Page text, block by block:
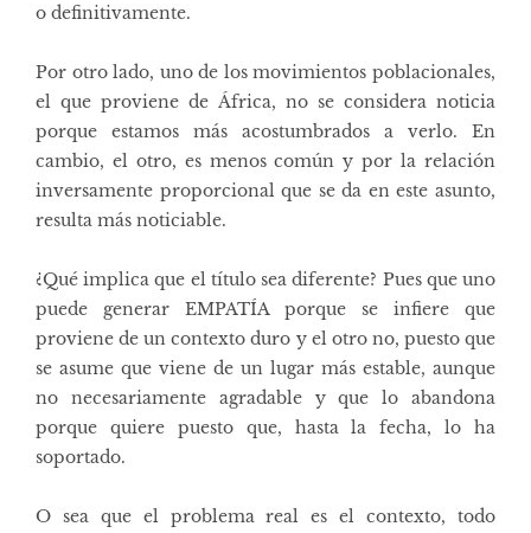
o definitivamente.
Por otro lado, uno de los movimientos poblacionales,
el que proviene de África, no se considera noticia
porque estamos más acostumbrados a verlo. En
cambio, el otro, es menos común y por la relación
inversamente proporcional que se da en este asunto,
resulta más noticiable.
¿Qué implica que el título sea diferente? Pues que uno
puede generar EMPATÍA porque se infiere que
proviene de un contexto duro y el otro no, puesto que
se asume que viene de un lugar más estable, aunque
no necesariamente agradable y que lo abandona
porque quiere puesto que, hasta la fecha, lo ha
soportado.
O sea que el problema real es el contexto, todo